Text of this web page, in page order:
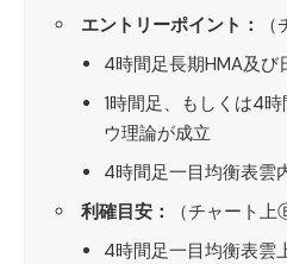
エントリーポイント：
4時間足長期HMA及び
1時間足、もしくは4
ウ理論が成立
4時間足一目均衡表雲
利確目安：
（チャート上
4時間足一目均衡表